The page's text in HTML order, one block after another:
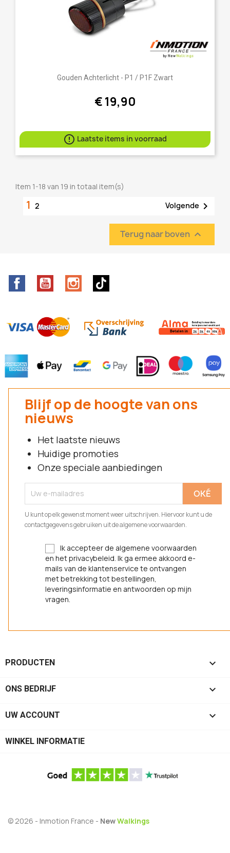
Gouden Achterlicht - P1 / P1F Zwart
€ 19,90
 Laatste items in voorraad
Item 1-18 van 19 in totaal item(s)
1 2 Volgende 
Terug naar boven 
FacebookYouTube Instagram
Blijf op de hoogte van ons
nieuws
Het laatste nieuws
Huidige promoties
Onze speciale aanbiedingen
U kunt op elk gewenst moment weer uitschrijven. Hiervoor kunt u de
contactgegevens gebruiken uit de algemene voorwaarden.
Ik accepteer de algemene voorwaarden
en het privacybeleid. Ik ga ermee akkoord e-
mails van de klantenservice te ontvangen
met betrekking tot bestellingen,
leveringsinformatie en antwoorden op mijn
vragen.
PRODUCTEN 
ONS BEDRIJF 
UW ACCOUNT 
WINKEL INFORMATIE
© 2026 - Inmotion France - NewWalkings